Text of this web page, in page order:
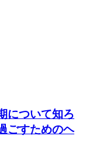
について知ろ
ごすためのヘ